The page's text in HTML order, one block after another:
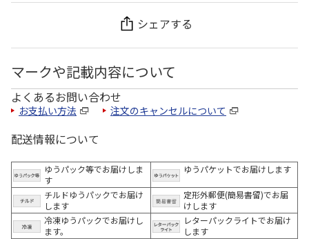
シェアする
マークや記載内容について
よくあるお問い合わせ
お支払い方法 注文のキャンセルについて
配送情報について
ゆうパック等でお届けしま
す
ゆうパケットでお届けします
チルドゆうパックでお届け
します
定形外郵便(簡易書留)でお届
けします
冷凍ゆうパックでお届けし
ます。
レターパックライトでお届け
します